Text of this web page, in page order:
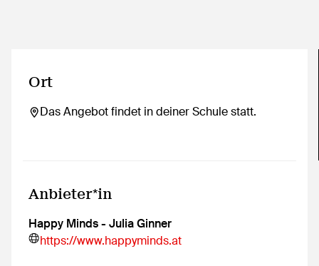
Ort
Das Angebot findet in deiner Schule statt.
Anbieter*in
Happy Minds - Julia Ginner
https://www.happyminds.at